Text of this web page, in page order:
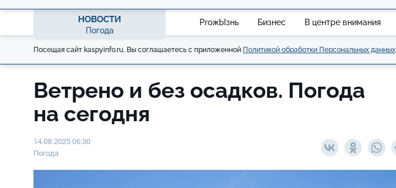
НОВОСТИ
Погода
ProжЫзнь Бизнес В центре внимания
Посещая сайт kaspyinfo.ru, Вы соглашаетесь с приложенной Политикой обработки Персональных данных
Ветрено и без осадков. Погода
на сегодня
14.08.2025 06:30
Погода